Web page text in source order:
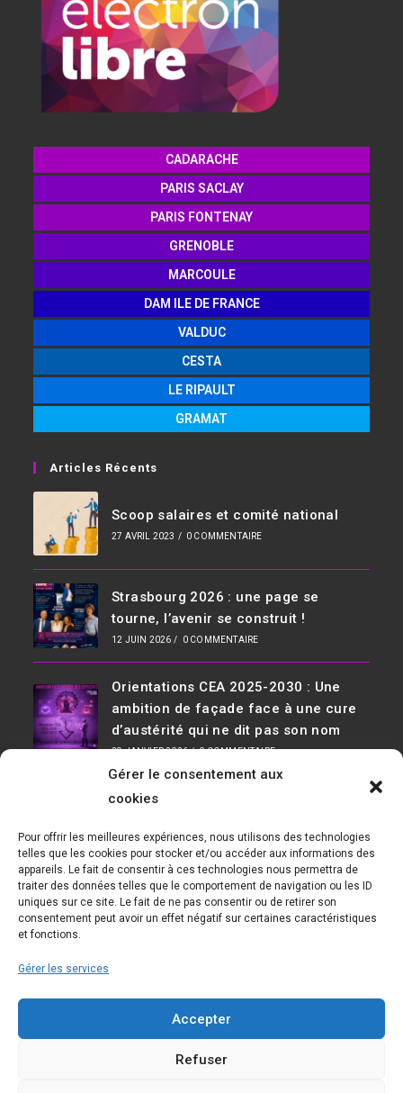
Gérer le consentement aux
cookies
Pour offrir les meilleures expériences, nous utilisons des technologies
telles que les cookies pour stocker et/ou accéder aux informations des
appareils. Le fait de consentir à ces technologies nous permettra de
traiter des données telles que le comportement de navigation ou les ID
uniques sur ce site. Le fait de ne pas consentir ou de retirer son
consentement peut avoir un effet négatif sur certaines caractéristiques
et fonctions.
Gérer les services
Accepter
Refuser
CADARACHE
PARIS SACLAY
PARIS FONTENAY
GRENOBLE
MARCOULE
DAM ILE DE FRANCE
VALDUC
CESTA
LE RIPAULT
GRAMAT
Articles Récents
Scoop salaires et comité national
27 AVRIL 2023 / 0 COMMENTAIRE
Strasbourg 2026 : une page se
tourne, l’avenir se construit !
12 JUIN 2026 / 0 COMMENTAIRE
Orientations CEA 2025-2030 : Une
ambition de façade face à une cure
d’austérité qui ne dit pas son nom
29 JANVIER 2026 / 0 COMMENTAIRE
D36, 91190 Saclay Bât 534
Téléphone :
01 69 08 30 04